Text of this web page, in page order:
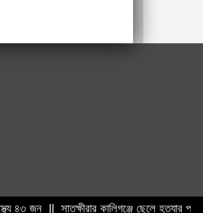
জন || সাতক্ষীরার কালিগঞ্জে ছেলে হত্যার প্রধান